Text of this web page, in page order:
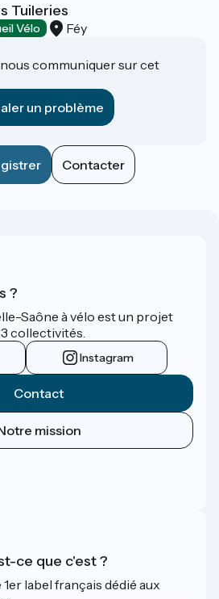
Tuileries
Vélo Féy
nous communiquer sur cet
un problème
Contacter
?
Saône à vélo est un projet
collectivités.
Instagram
Contact
mission
ce que c'est ?
1er label français dédié aux